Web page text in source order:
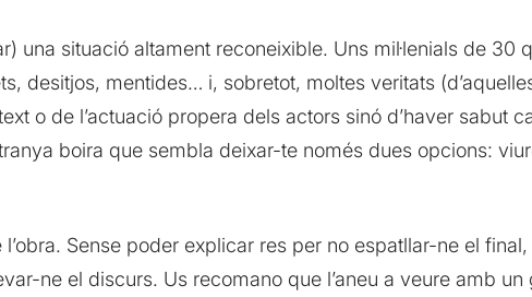
una situació altament reconeixible. Uns mil·lenials de 30
desitjos, mentides… i, sobretot, moltes veritats
o de l’actuació propera dels actors sinó d’haver sabut
boira que sembla deixar-te només dues opcions:
Sense poder explicar res per no espatllar-ne el
ne el discurs. Us recomano que l’aneu a veure amb un